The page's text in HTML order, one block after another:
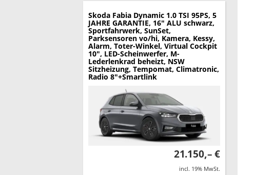
Skoda Fabia Dynamic 1.0 TSI 95PS, 5
JAHRE GARANTIE, 16" ALU schwarz,
Sportfahrwerk, SunSet,
Parksensoren vo/hi, Kamera, Kessy,
Alarm, Toter-Winkel, Virtual Cockpit
10", LED-Scheinwerfer, M-
Lederlenkrad beheizt, NSW
Sitzheizung, Tempomat, Climatronic,
Radio 8"+Smartlink
21.150,– €
incl. 19% MwSt.